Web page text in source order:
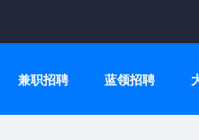
兼职招聘 蓝领招聘